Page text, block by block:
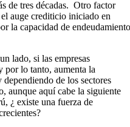
de tres décadas. Otro factor
auge crediticio iniciado en
la capacidad de endeudamiento
lado, si las empresas
por lo tanto, aumenta la
de los sectores
aunque aquí cabe la siguiente
¿ existe una fuerza de